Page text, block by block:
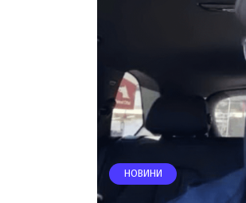
НОВИНИ